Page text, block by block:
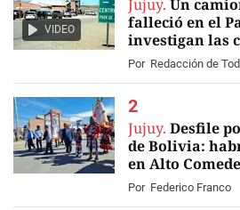
VIDEO
Jujuy. Un
falleció en el
investigan las
Por Redacción de
Jujuy. Desfile
de Bolivia:
en Alto
Por Federico Franco